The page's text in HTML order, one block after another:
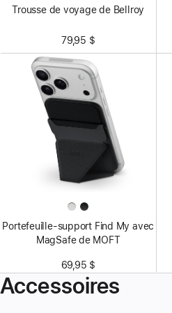
Trousse de voyage de Bellroy
79,95 $
Portefeuille-support Find My avec
MagSafe de MOFT
69,95 $
Accessoires